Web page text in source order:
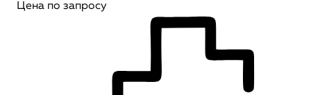
Цена по запросу